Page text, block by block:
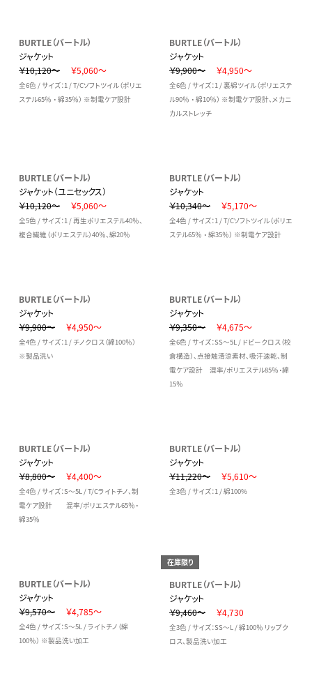
BURTLE（バートル）
ジャケット
￥10,120～
￥5,060～
全6色 / サイズ：1 / T/Cソフトツイル（ポリエ
ステル65％ ・ 綿35％） ※制電ケア設計
BURTLE（バートル）
ジャケット
￥9,900～
￥4,950～
全6色 / サイズ：1 / 裏綿ツイル（ポリエステ
ル90％ ・ 綿10％） ※制電ケア設計、メカニ
カルストレッチ
BURTLE（バートル）
ジャケット（ユニセックス）
￥10,120～
￥5,060～
全5色 / サイズ：1 / 再生ポリエステル40％、
複合繊維（ポリエステル）40％、綿20％
BURTLE（バートル）
ジャケット
￥10,340～
￥5,170～
全4色 / サイズ：1 / T/Cソフトツイル（ポリエ
ステル65％ ・ 綿35％） ※制電ケア設計
BURTLE（バートル）
ジャケット
￥9,900～
￥4,950～
全4色 / サイズ：1 / チノクロス（綿100％）
※製品洗い
BURTLE（バートル）
ジャケット
￥9,350～
￥4,675～
全6色 / サイズ：SS～5L / ドビークロス（校
倉構造）、点接触清涼素材、吸汗速乾、制
電ケア設計 混率/ポリエステル85％・綿
15％
BURTLE（バートル）
ジャケット
￥8,800～
￥4,400～
全4色 / サイズ：S～5L / T/Cライトチノ、制
電ケア設計 混率/ポリエステル65％・
綿35％
BURTLE（バートル）
ジャケット
￥11,220～
￥5,610～
全3色 / サイズ：1 / 綿100%
BURTLE（バートル）
ジャケット
￥9,570～
￥4,785～
全4色 / サイズ：S～5L / ライトチノ（綿
100％） ※製品洗い加工
在庫限り
BURTLE（バートル）
ジャケット
￥9,460～
￥4,730
全3色 / サイズ：SS～L / 綿100％ リップク
ロス、製品洗い加工